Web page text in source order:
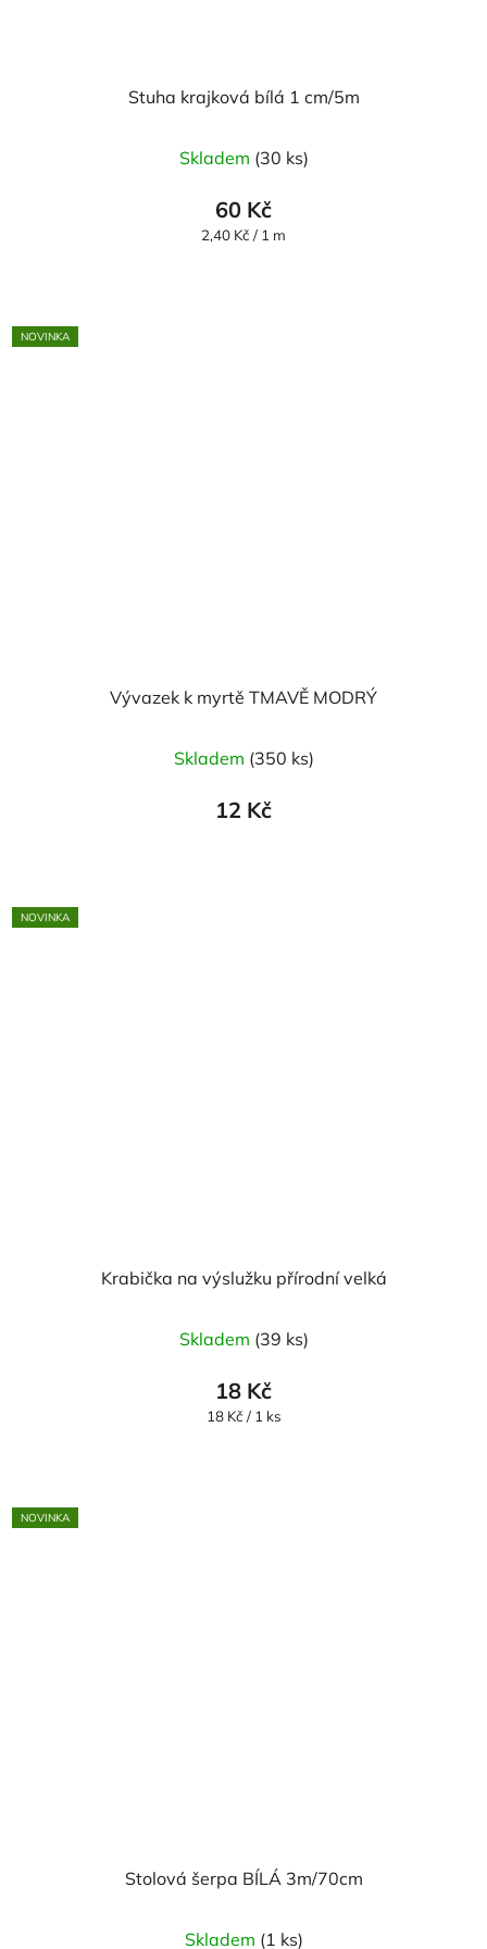
Stuha krajková bílá 1 cm/5m
Skladem (30 ks)
60 Kč
Měrná
2,40 Kč / 1 m
NOVINKA
Vývazek k myrtě TMAVĚ MODRÝ
Skladem (350 ks)
12 Kč
NOVINKA
Krabička na výslužku přírodní velká
Skladem (39 ks)
18 Kč
Měrná
18 Kč / 1 ks
NOVINKA
Stolová šerpa BÍLÁ 3m/70cm
Skladem (1 ks)